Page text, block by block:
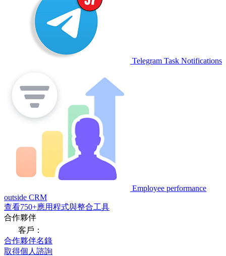
Telegram Task Notifications
Employee performance
outside CRM
查看750+應用程式與整合工具
合作夥伴
客戶：
合作夥伴名錄
取得個人諮詢